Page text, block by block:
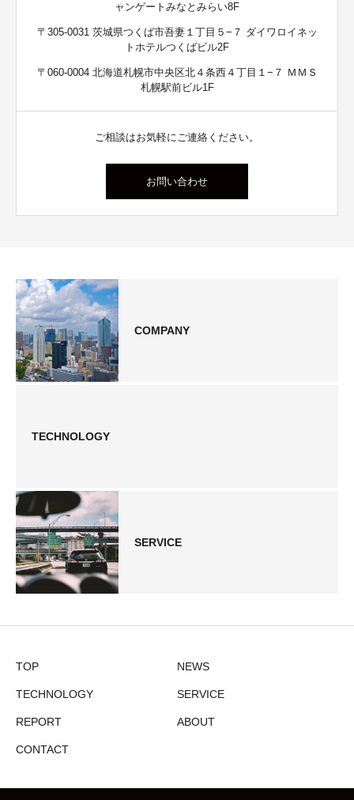
ャンゲートみなとみらい8F
〒305-0031 茨城県つくば市吾妻１丁目５−７ ダイワロイネッ
トホテルつくばビル2F
〒060-0004 北海道札幌市中央区北４条西４丁目１−７ ＭＭＳ
札幌駅前ビル1F
ご相談はお気軽にご連絡ください。
お問い合わせ
COMPANY
TECHNOLOGY
SERVICE
TOP NEWS
TECHNOLOGY SERVICE
REPORT ABOUT
CONTACT